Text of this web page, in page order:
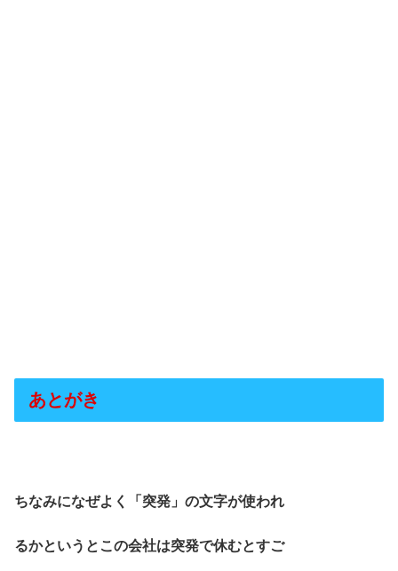
あとがき
ちなみになぜよく「突発」の文字が使われ
るかというとこの会社は突発で休むとすご